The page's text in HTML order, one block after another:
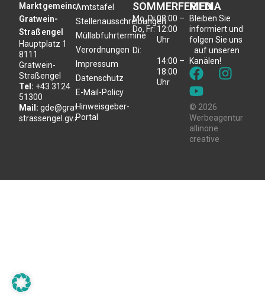
Marktgemeinde
Gratwein-
Straßengel
Hauptplatz 1
8111
Gratwein-
Straßengel
Tel: +43 3124
51300
Mail: gde@gratwein-
strassengel.gv.at
Amtstafel
Stellenausschreibungen
Müllabfuhrtermine
Verordnungen
Impressum
Datenschutz
E-Mail-Policy
Hinweisgeber-
Portal
SOMMERFERIEN
Mo, Di,
Do, Fr:
Di:
08:00 –
12:00
Uhr
14:00 –
18:00
Uhr
MEDIA
Bleiben Sie
informiert und
folgen Sie uns
auf unseren
Kanälen!
© 2026
Werbeagentur
allinone
creative